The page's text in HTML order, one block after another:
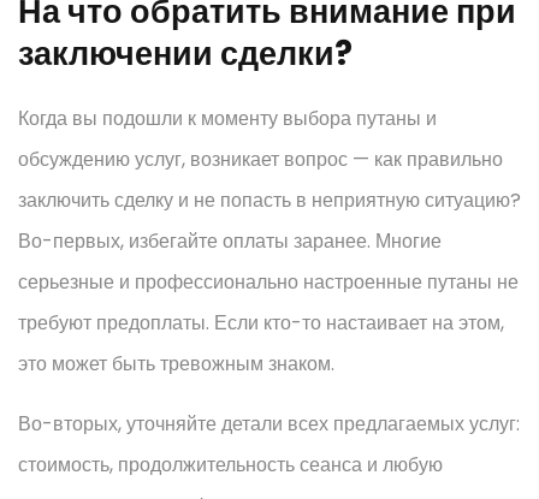
На что обратить внимание при
заключении сделки?
Когда вы подошли к моменту выбора путаны и
обсуждению услуг, возникает вопрос — как правильно
заключить сделку и не попасть в неприятную ситуацию?
Во-первых, избегайте оплаты заранее. Многие
серьезные и профессионально настроенные путаны не
требуют предоплаты. Если кто-то настаивает на этом,
это может быть тревожным знаком.
Во-вторых, уточняйте детали всех предлагаемых услуг:
стоимость, продолжительность сеанса и любую